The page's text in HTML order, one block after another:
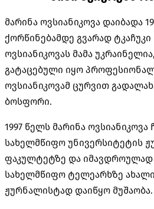
მარინა ოვსიანიკოვა დაიბადა
ქორწინებამდე გვარად ტკაჩუკი
ოვსიანიკოვას მამა
გატაცებული იყო
ოვსიანიკოვამ ცურვით
ბოსფორი.
1997 წელს მარინა ოვსიანიკოვა
სახელმწიფო უნივერსიტეტის
ფაკულტეტზე და იმავდროულად
სახელმწიფო ტელეარხზე ახალი
ჟურნალისტად დაიწყო მუშაობა.